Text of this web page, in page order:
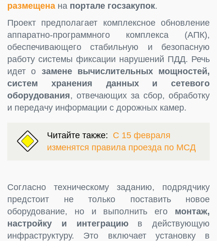
размещена на портале госзакупок.
Проект предполагает комплексное обновление
аппаратно-программного комплекса (АПК),
обеспечивающего стабильную и безопасную
работу системы фиксации нарушений ПДД. Речь
идет о замене вычислительных мощностей,
систем хранения данных и сетевого
оборудования, отвечающих за сбор, обработку
и передачу информации с дорожных камер.
Читайте также: С 15 февраля
изменятся правила проезда по МСД
Согласно техническому заданию, подрядчику
предстоит не только поставить новое
оборудование, но и выполнить его монтаж,
настройку и интеграциюв действующую
инфраструктуру. Это включает установку в